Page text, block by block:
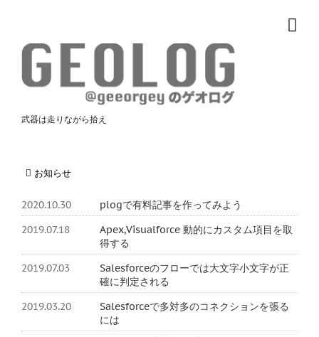
武器は走りながら拾え
お知らせ
2020.10.30
plogで有料記事を作ってみよう
2019.07.18
Apex,Visualforce 動的にカスタム項目を取
得する
2019.07.03
Salesforceのフローでは大文字小文字が正
確に判定される
2019.03.20
Salesforceで多対多のコネクションを張る
には